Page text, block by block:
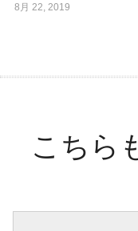
8月 22, 2019
こちら